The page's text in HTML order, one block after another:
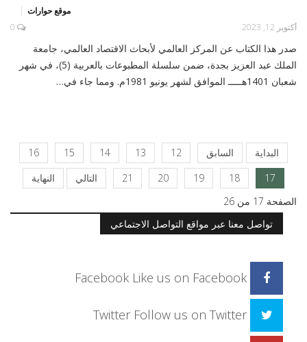
موقع حوارات
أكتوبر 12, 2023
0
صدر هذا الكتاب عن المركز العالمي لأبحاث الاقتصاد العالمي، جامعة
الملك عبد العزيز بجدة، ضمن سلسلة المطبوعات بالعربية (5)، في شهر
شعبان 1401هـــــ الموافق لشهر يونيو 1981م. ومما جاء في…
البداية السابق 12
13
14
15
16
17
18
19
20
21 التالي
النهاية
الصفحة 17 من 26
تواصل معنا عبر مواقع التواصل الاجتماعي
Facebook Like us on Facebook
Twitter Follow us on Twitter